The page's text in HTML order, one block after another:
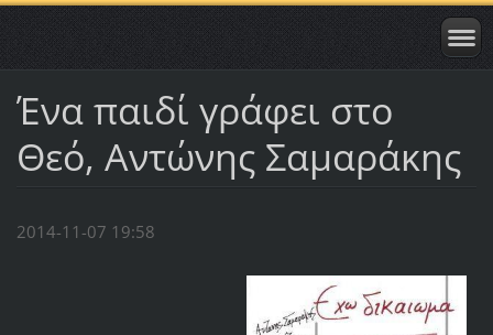
Ένα παιδί γράφει στο
Θεό, Αντώνης Σαμαράκης
2014-11-07 19:58